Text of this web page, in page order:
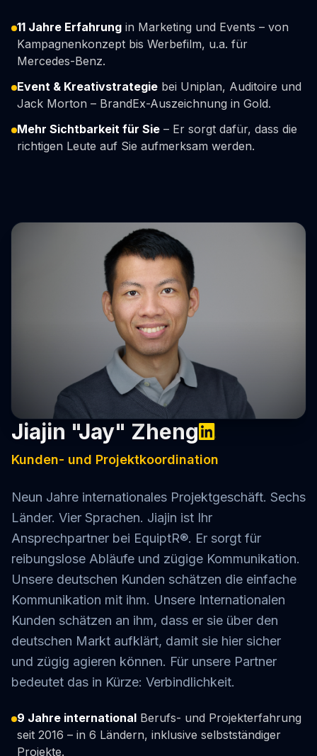
11 Jahre Erfahrung in Marketing und Events – von
Kampagnenkonzept bis Werbefilm, u.a. für
Mercedes-Benz.
Event & Kreativstrategie bei Uniplan, Auditoire und
Jack Morton – BrandEx-Auszeichnung in Gold.
Mehr Sichtbarkeit für Sie – Er sorgt dafür, dass die
richtigen Leute auf Sie aufmerksam werden.
Jiajin "Jay" Zheng
Kunden- und Projektkoordination
Neun Jahre internationales Projektgeschäft. Sechs
Länder. Vier Sprachen. Jiajin ist Ihr
Ansprechpartner bei EquiptR®. Er sorgt für
reibungslose Abläufe und zügige Kommunikation.
Unsere deutschen Kunden schätzen die einfache
Kommunikation mit ihm. Unsere Internationalen
Kunden schätzen an ihm, dass er sie über den
deutschen Markt aufklärt, damit sie hier sicher
und zügig agieren können. Für unsere Partner
bedeutet das in Kürze: Verbindlichkeit.
9 Jahre international Berufs- und Projekterfahrung
seit 2016 – in 6 Ländern, inklusive selbstständiger
Projekte.